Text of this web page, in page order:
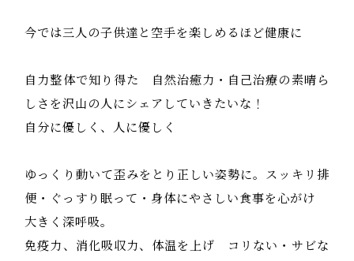
今では三人の子供達と空手を楽しめるほど健康に
自力整体で知り得た 自然治癒力・自己治療の素晴ら
しさを沢山の人にシェアしていきたいな！
自分に優しく、人に優しく
ゆっくり動いて歪みをとり正しい姿勢に。スッキリ排
便・ぐっすり眠って・身体にやさしい食事を心がけ
大きく深呼吸。
免疫力、消化吸収力、体温を上げ コリない・サビな